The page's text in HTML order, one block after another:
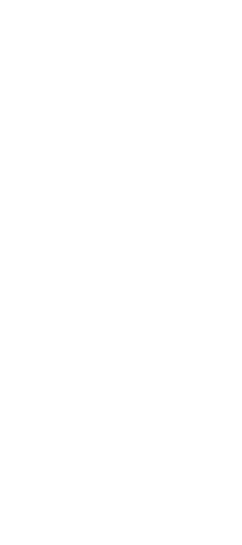
Operativno komunikacijski
obveščen, da ob ograji
Dravskem polju negibno
Na klic so se nemudoma
ograjo stanovanjske hiše
Po do sedaj zbranih
hiši sama, s psom pasme
Maribor so opravili ogled
poškodb, ki so nastale ob